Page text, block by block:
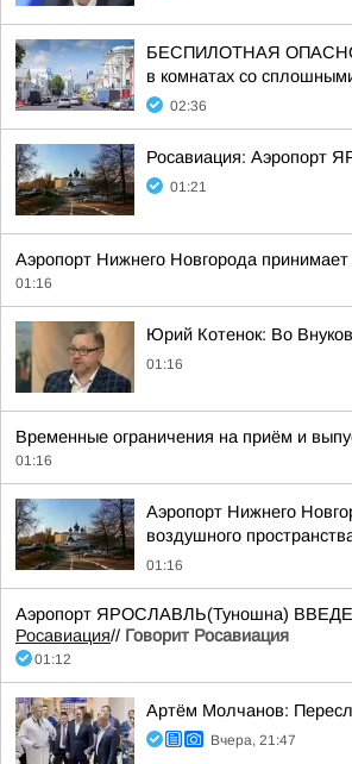
БЕСПИЛОТНАЯ
в комнатах со
02:36
Росавиация: Аэропорт
01:21
Аэропорт Нижнего Новгорода
01:16
Юрий Котенок: Во
01:16
Временные ограничения на приём и
01:16
Аэропорт Нижнего
воздушного
01:16
Аэропорт ЯРОСЛАВЛЬ(Туношна)
Росавиация// Говорит Росавиация
01:12
Артём Молчанов:
Вчера, 21:47